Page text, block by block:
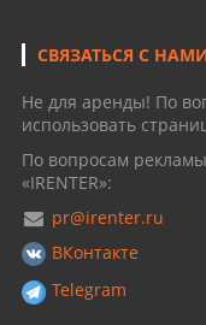
СВЯЗАТЬСЯ С
Не для аренды! По
использовать
По вопросам
«IRENTER»:
pr@irenter.ru
ВКонтакте
Telegram